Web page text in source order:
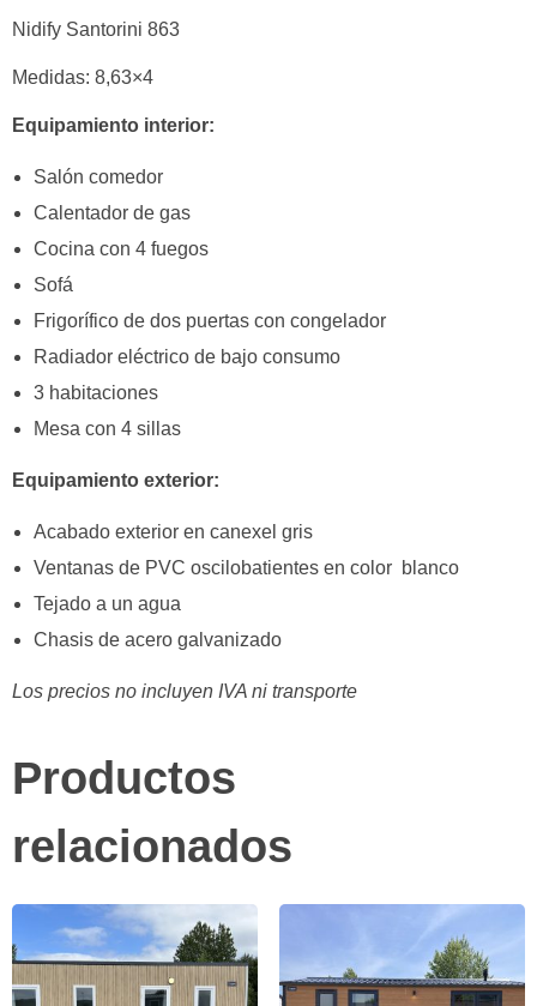
Nidify Santorini 863
Medidas: 8,63×4
Equipamiento interior:
Salón comedor
Calentador de gas
Cocina con 4 fuegos
Sofá
Frigorífico de dos puertas con congelador
Radiador eléctrico de bajo consumo
3 habitaciones
Mesa con 4 sillas
Equipamiento exterior:
Acabado exterior en canexel gris
Ventanas de PVC oscilobatientes en color blanco
Tejado a un agua
Chasis de acero galvanizado
Los precios no incluyen IVA ni transporte
Productos
relacionados